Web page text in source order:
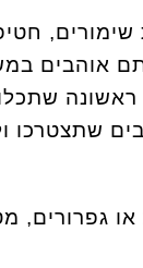
שימורים,
אוהבים
ראשונה
שתצטרכו
גפרורים,